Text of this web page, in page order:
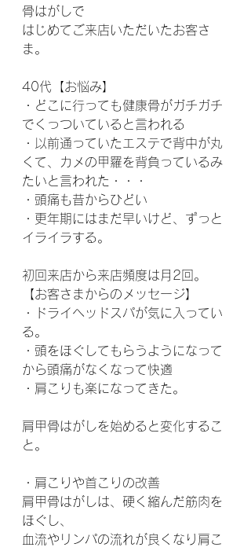
骨はがしで
はじめてご来店いただいたお客さ
ま。
40代【お悩み】
・どこに行っても健康骨がガチガチ
でくっついていると言われる
・以前通っていたエステで背中が丸
くて、カメの甲羅を背負っているみ
たいと言われた・・・
・頭痛も昔からひどい
・更年期にはまだ早いけど、ずっと
イライラする。
初回来店から来店頻度は月2回。
【お客さまからのメッセージ】
・ドライヘッドスパが気に入ってい
る。
・頭をほぐしてもらうようになって
から頭痛がなくなって快適
・肩こりも楽になってきた。
肩甲骨はがしを始めると変化するこ
と。
・肩こりや首こりの改善
肩甲骨はがしは、硬く縮んだ筋肉を
ほぐし、
血流やリンパの流れが良くなり肩こ